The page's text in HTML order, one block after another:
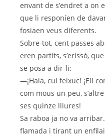
envant de s’endret a on
que li responíen de
fosiaen veus diferents.
Sobre-tot, cent passes
eren partits, s’erissó,
se posa a dir-li:
—¡Hala, cul feixuc! ¡Ell
com mous un peu,
ses quinze lliures!
Sa raboa ja no va
flamada i tirant un